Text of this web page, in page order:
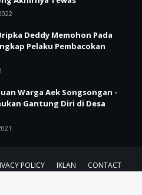
Deddy Memohon Pada
Pelaku Pembacokan
Warga Aek Songsongan -
Gantung Diri di Desa
POLICY IKLAN
CONTACT